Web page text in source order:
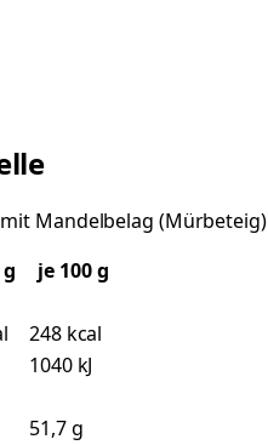
Mandelbelag (Mürbeteig)
je 100 g
248 kcal
1040 kJ
51,7 g